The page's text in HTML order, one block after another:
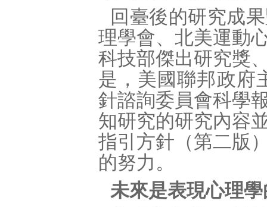
回臺後的研究成
理學會、北美運動
科技部傑出研究獎
是，美國聯邦政府
針諮詢委員會科學
知研究的研究內容
指引方針（第二版
的努力。
未來是表現心理